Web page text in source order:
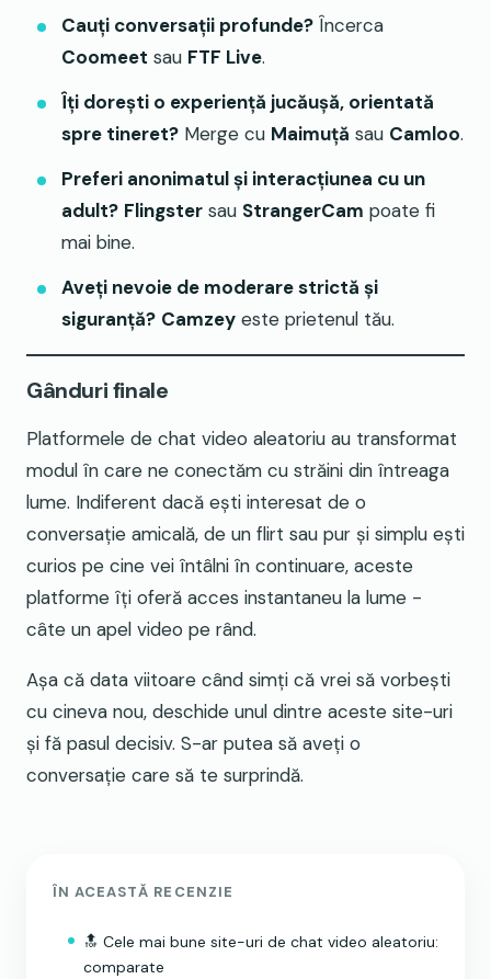
Cauți conversații profunde? Încerca
Coomeet sau FTF Live.
Îți dorești o experiență jucăușă, orientată
spre tineret? Merge cu Maimuţă sau Camloo.
Preferi anonimatul și interacțiunea cu un
adult? Flingster sau StrangerCam poate fi
mai bine.
Aveți nevoie de moderare strictă și
siguranță? Camzey este prietenul tău.
Gânduri finale
Platformele de chat video aleatoriu au transformat
modul în care ne conectăm cu străini din întreaga
lume. Indiferent dacă ești interesat de o
conversație amicală, de un flirt sau pur și simplu ești
curios pe cine vei întâlni în continuare, aceste
platforme îți oferă acces instantaneu la lume -
câte un apel video pe rând.
Așa că data viitoare când simți că vrei să vorbești
cu cineva nou, deschide unul dintre aceste site-uri
și fă pasul decisiv. S-ar putea să aveți o
conversație care să te surprindă.
ÎN ACEASTĂ RECENZIE
🔝 Cele mai bune site-uri de chat video aleatoriu:
comparate